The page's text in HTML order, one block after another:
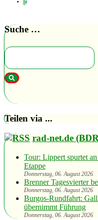
Suche …
Teilen via ...
rad-net.de
Tour: Lippert spurtet
Etappe
Donnerstag, 06. August 2026
Brenner Tagesvierter
Donnerstag, 06. August 2026
Burgos-Rundfahrt:
übernimmt Führung
Donnerstag, 06. August 2026